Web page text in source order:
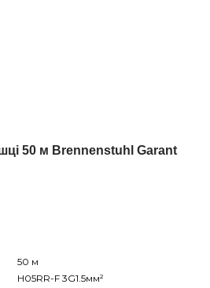
50 м Brennenstuhl Garant
50 м
H05RR-F 3G1.5мм²